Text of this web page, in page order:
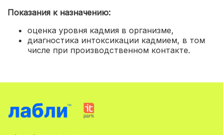
Показания к назначению:
оценка уровня кадмия в организме,
диагностика интоксикации кадмием, в том
числе при производственном контакте.